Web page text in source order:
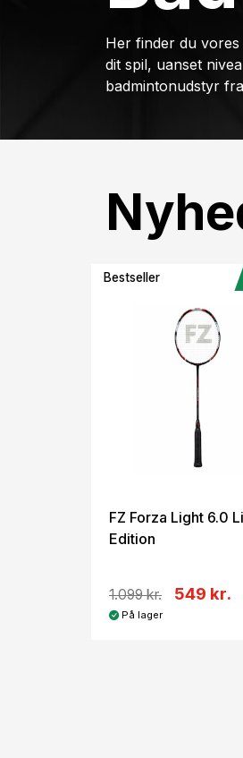
Her finder du
dit spil, uanset
badmintonudstyr
Bestseller
FZ Forza Light 6.0
Edition
1.099 kr. 549 kr.
På lager